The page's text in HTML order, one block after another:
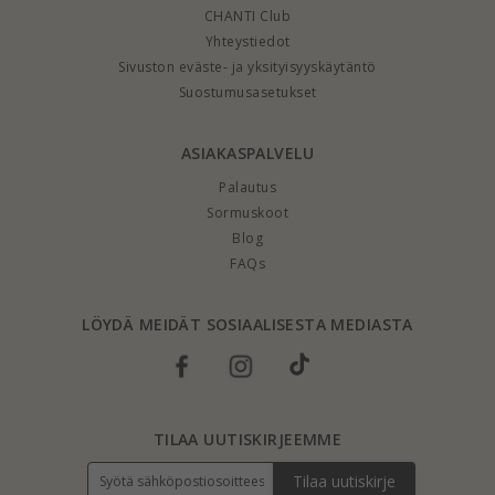
CHANTI Club
Yhteystiedot
Sivuston eväste- ja yksityisyyskäytäntö
Suostumusasetukset
ASIAKASPALVELU
Palautus
Sormuskoot
Blog
FAQs
LÖYDÄ MEIDÄT SOSIAALISESTA MEDIASTA
TILAA UUTISKIRJEEMME
Tilaa uutiskirje